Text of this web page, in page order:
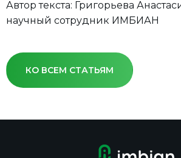
Автор текста: Григорьева
научный сотрудник ИМБИАН
КО ВСЕМ СТАТЬЯМ